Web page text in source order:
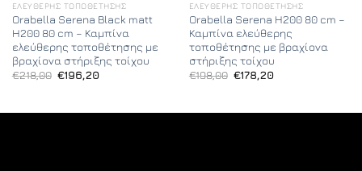
ΕΛΕΎΘΕΡΗΣ ΤΟΠΟΘΈΤΗΣΗΣ
Orabella Serena Black matt
H200 80 cm – Καμπίνα
ελεύθερης τοποθέτησης με
βραχίονα στήριξης τοίχου
€218,00 Original
€196,20Η
€196,20.
ΕΛΕΎΘΕΡΗΣ ΤΟΠΟΘΈΤΗΣΗΣ
Orabella Serena H200 80 cm –
Καμπίνα ελεύθερης
τοποθέτησης με βραχίονα
στήριξης τοίχου
€198,00 Original
price
€178,20Η
€178,20.